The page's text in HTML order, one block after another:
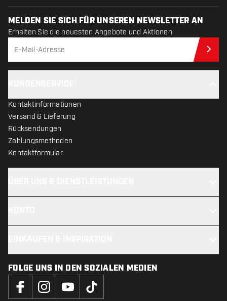
MELDEN SIE SICH FÜR UNSEREN NEWSLETTER AN
Erhalten Sie die neuesten Angebote und Aktionen
Kontaktinformationen
Versand & Lieferung
Rücksendungen
Zahlungsmethoden
Kontaktformular
FOLGE UNS IN DEN SOZIALEN MEDIEN